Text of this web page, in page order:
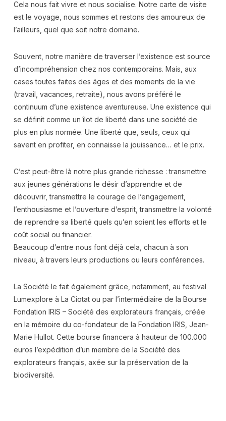
Cela nous fait vivre et nous socialise. Notre carte de visite
est le voyage, nous sommes et restons des amoureux de
l’ailleurs, quel que soit notre domaine.
Souvent, notre manière de traverser l’existence est source
d’incompréhension chez nos contemporains. Mais, aux
cases toutes faites des âges et des moments de la vie
(travail, vacances, retraite), nous avons préféré le
continuum d’une existence aventureuse. Une existence qui
se définit comme un îlot de liberté dans une société de
plus en plus normée. Une liberté que, seuls, ceux qui
savent en profiter, en connaisse la jouissance… et le prix.
C’est peut-être là notre plus grande richesse : transmettre
aux jeunes générations le désir d’apprendre et de
découvrir, transmettre le courage de l’engagement,
l’enthousiasme et l’ouverture d’esprit, transmettre la volonté
de reprendre sa liberté quels qu’en soient les efforts et le
coût social ou financier.
Beaucoup d’entre nous font déjà cela, chacun à son
niveau, à travers leurs productions ou leurs conférences.
La Société le fait également grâce, notamment, au festival
Lumexplore à La Ciotat ou par l’intermédiaire de la Bourse
Fondation IRIS – Société des explorateurs français, créée
en la mémoire du co-fondateur de la Fondation IRIS, Jean-
Marie Hullot. Cette bourse financera à hauteur de 100.000
euros l’expédition d’un membre de la Société des
explorateurs français, axée sur la préservation de la
biodiversité.